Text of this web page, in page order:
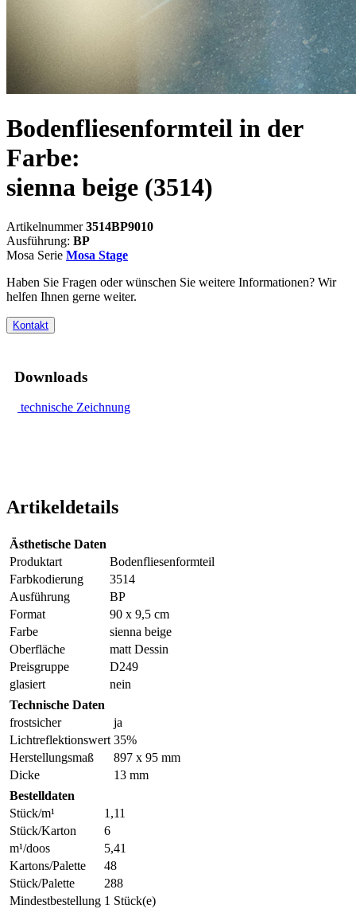
Bodenfliesenformteil in der
Farbe:
sienna beige (3514)
Artikelnummer3514BP9010
Ausführung: BP
Mosa Serie Mosa Stage
Haben Sie Fragen oder wünschen Sie weitere Informationen? Wir
helfen Ihnen gerne weiter.
Kontakt
Downloads
technische Zeichnung
Artikeldetails
Ästhetische Daten
Produktart
Bodenfliesenformteil
Farbkodierung
3514
Ausführung
BP
Format
90 x 9,5 cm
Farbe
sienna beige
Oberfläche
matt Dessin
Preisgruppe
D249
glasiert
nein
Technische Daten
frostsicher
ja
Lichtreflektionswert 35%
Herstellungsmaß
897 x 95 mm
Dicke
13 mm
Bestelldaten
Stück/m¹
1,11
Stück/Karton
6
m¹/doos
5,41
Kartons/Palette
48
Stück/Palette
288
Mindestbestellung 1 Stück(e)